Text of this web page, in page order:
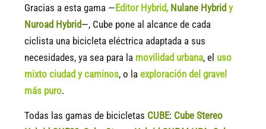
Gracias a esta gama —Editor Hybrid, Nulane Hybrid y
Nuroad Hybrid—, Cube pone al alcance de cada
ciclista una bicicleta eléctrica adaptada a sus
necesidades, ya sea para la movilidad urbana, el uso
mixto ciudad y caminos, o laexploración del gravel
más puro.
Todas las gamas de bicicletas CUBE: Cube Stereo